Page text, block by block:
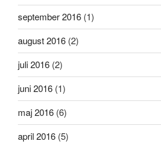
september 2016 (1)
august 2016 (2)
juli 2016 (2)
juni 2016 (1)
maj 2016 (6)
april 2016 (5)